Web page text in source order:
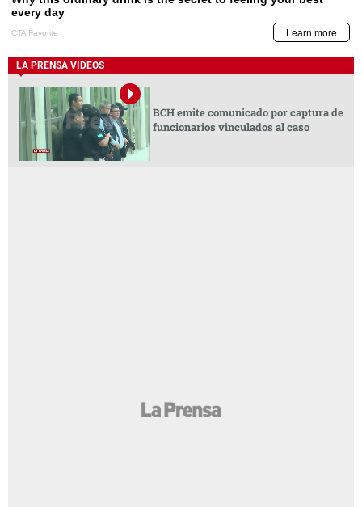
LA PRENSA VIDEOS
BCH emite comunicado por captura de
funcionarios vinculados al caso